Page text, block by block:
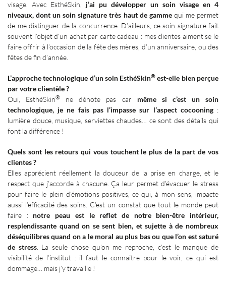
visage. Avec EsthéSkin, j’ai pu développer un soin visage en 4
niveaux, dont un soin signature très haut de gammequi me permet
de me distinguer de la concurrence. D’ailleurs, ce soin signature fait
souvent l’objet d’un achat par carte cadeau : mes clientes aiment se le
faire offrir à l’occasion de la fête des mères, d’un anniversaire, ou des
fêtes de fin d’année.
L’approche technologique d’un soin EsthéSkin® est-elle bien perçue
par votre clientèle?
Oui, EsthéSkin® ne dénote pas car même si c’est un soin
technologique, je ne fais pas l’impasse sur l’aspect cocooning :
lumière douce, musique, serviettes chaudes… ce sont des détails qui
font la différence !
Quels sont les retours qui vous touchent le plus de la part de vos
clientes?
Elles apprécient réellement la douceur de la prise en charge, et le
respect que j’accorde à chacune. Ça leur permet d’évacuer le stress
pour faire le plein d’émotions positives, ce qui, à mon sens, impacte
aussi l’efficacité des soins. C’est un constat que tout le monde peut
faire
: notre peau est le reflet de notre bien-être intérieur,
resplendissante quand on se sent bien, et sujette à de nombreux
déséquilibres quand on a le moral au plus bas ou que l’on est saturé
de stress. La seule chose qu’on me reproche, c’est le manque de
visibilité de l’institut : il faut le connaitre pour le voir, ce qui est
dommage… mais j’y travaille !